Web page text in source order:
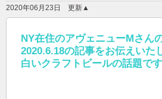
2020年06月23日 更新▲
NY在住のアヴェニューMさん
2020.6.18の記事をお伝えいた
白いクラフトビールの話題です